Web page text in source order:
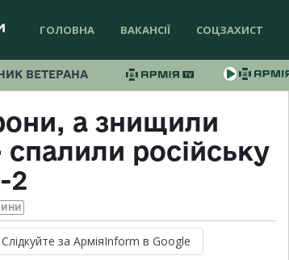
ГОЛОВНА ВАКАНСІЇ СОЦЗАХИСТ
ВЕТЕРАНА
а знищили
російську
2
Слідкуйте за АрміяInform в Google